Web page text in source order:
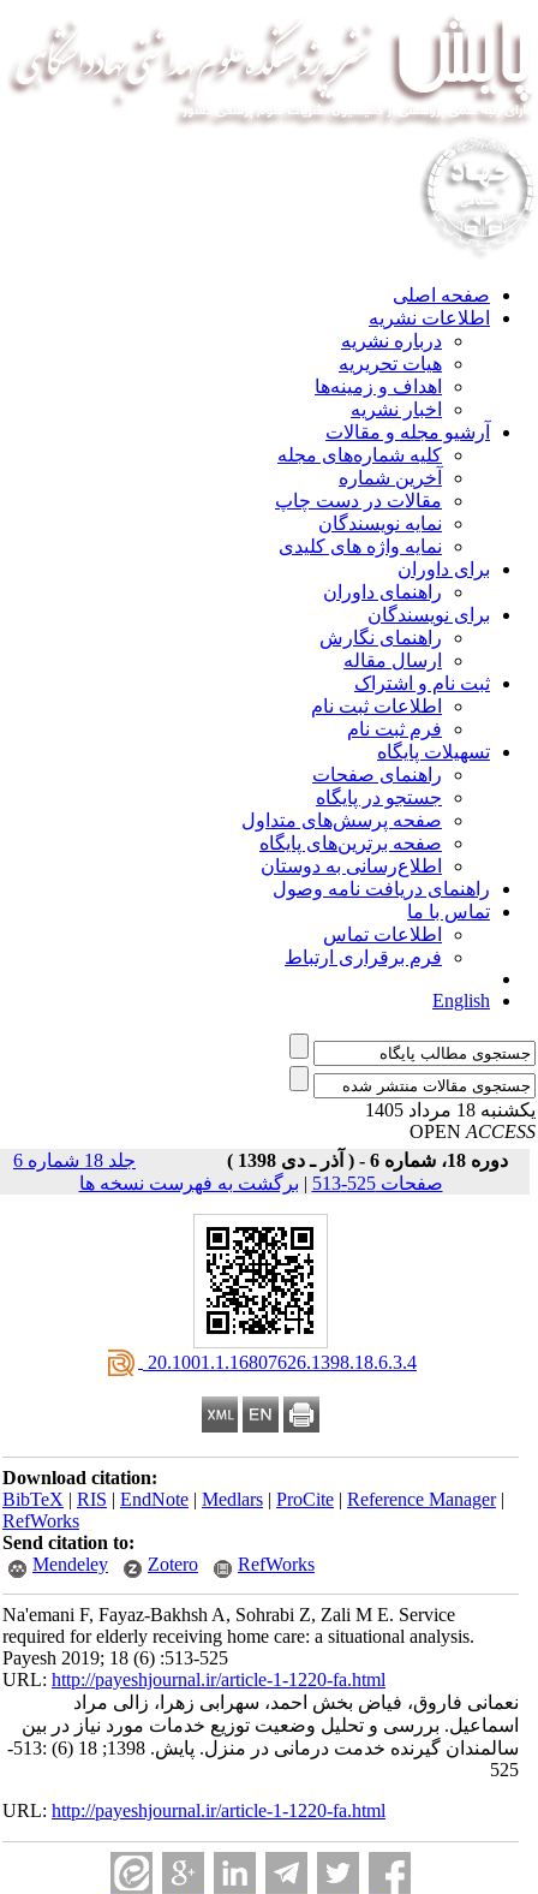
صفحه اصلی
اطلاعات نشریه
درباره نشریه
هیات تحریریه
اهداف و زمینه‌ها
اخبار نشریه
آرشیو مجله و مقالات
کلیه شماره‌های مجله
آخرین شماره
مقالات در دست چاپ
نمایه نویسندگان
نمایه واژه های کلیدی
برای داوران
راهنمای داوران
برای نویسندگان
راهنمای نگارش
ارسال مقاله
ثبت نام و اشتراک
اطلاعات ثبت نام
فرم ثبت نام
تسهیلات پایگاه
راهنمای صفحات
جستجو در پایگاه
صفحه پرسش‌های متداول
صفحه برترین‌های پایگاه
اطلاع‌رسانی به دوستان
راهنمای دریافت نامه وصول
تماس با ما
اطلاعات تماس
فرم برقراری ارتباط
English
18 مرداد 1405
OPEN
دوره 18، شماره 6 - ( آذر ـ دی 1398 )
جلد 18 شماره 6
صفحات 525-513
| برگشت به فهرست نسخه ها
‎ 20.1001.1.16807626.1398.18.6.3.4
Download citation:
BibTeX|RIS|EndNote|Medlars|ProCite|Reference Manager
RefWorks
Send citation to:
Mendeley
Zotero RefWorks
Na'emani F, Fayaz-Bakhsh A, Sohrabi Z, Zali M E. Service
required for elderly receiving home care: a situational analysis.
Payesh 2019; 18 (6) :513-525
URL:http://payeshjournal.ir/article-1-1220-fa.html
نعمانی فاروق، فیاض بخش احمد، سهرابی زهرا، زالی مراد
اسماعیل. بررسی و تحلیل وضعیت توزیع خدمات مورد نیاز در بین
سالمندان گیرنده خدمت درمانی در منزل. پایش. 1398; 18 (6) :513-
525
URL:http://payeshjournal.ir/article-1-1220-fa.html